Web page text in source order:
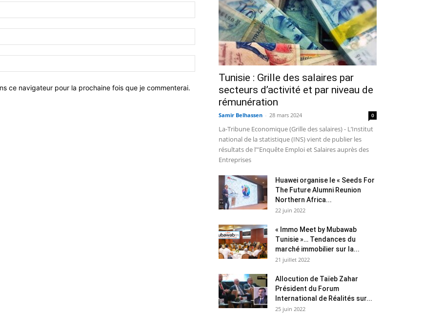
ce navigateur pour la prochaine fois que je commenterai.
Tunisie : Grille des salaires par
secteurs d’activité et par niveau de
rémunération
Samir Belhassen - 28 mars 2024 0
La-Tribune Economique (Grille des salaires) - L’Institut
national de la statistique (INS) vient de publier les
résultats de l’"Enquête Emploi et Salaires auprès des
Entreprises
Huawei organise le « Seeds For
The Future Alumni Reunion
Northern Africa...
22 juin 2022
« Immo Meet by Mubawab
Tunisie »… Tendances du
marché immobilier sur la...
21 juillet 2022
Allocution de Taïeb Zahar
Président du Forum
International de Réalités sur...
25 juin 2022